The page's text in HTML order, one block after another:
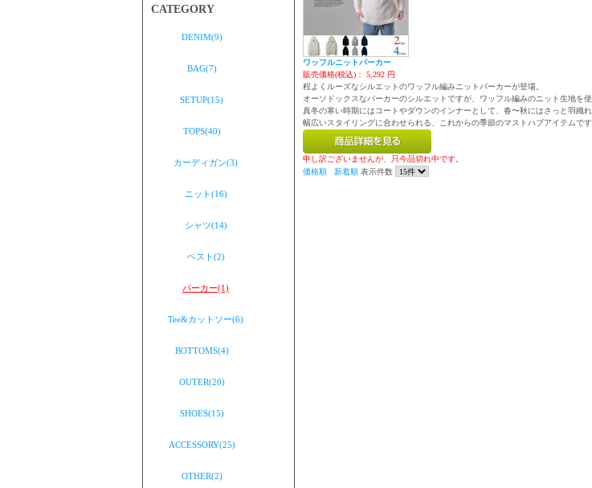
CATEGORY
DENIM(9)
BAG(7)
SETUP(15)
TOPS(40)
カーディガン(3)
ニット(16)
シャツ(14)
ベスト(2)
パーカー(1)
Tee&カットソー(6)
BOTTOMS(4)
OUTER(20)
SHOES(15)
ACCESSORY(25)
OTHER(2)
ワッフルニットパーカー
販売価格(税込)： 5,292 円
程よくルーズなシルエットのワッフル編みニットパーカーが登場。
オーソドックスなパーカーのシルエットですが、ワッフル編みのニット生地を
真冬の寒い時期にはコートやダウンのインナーとして、春〜秋にはさっと羽織
幅広いスタイリングに合わせられる、これからの季節のマストハブアイテムです
申し訳ございませんが、只今品切れ中です。
価格順
新着順 表示件数